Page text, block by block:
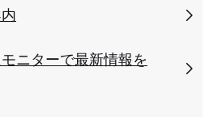
ニターで最新情報を